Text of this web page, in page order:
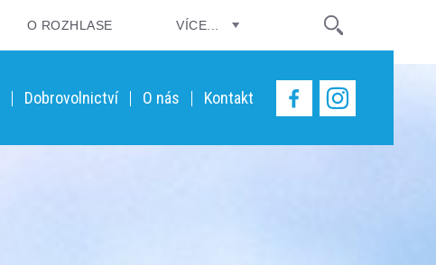
O ROZHLASE VÍCE...
Dobrovolnictví O nás Kontakt